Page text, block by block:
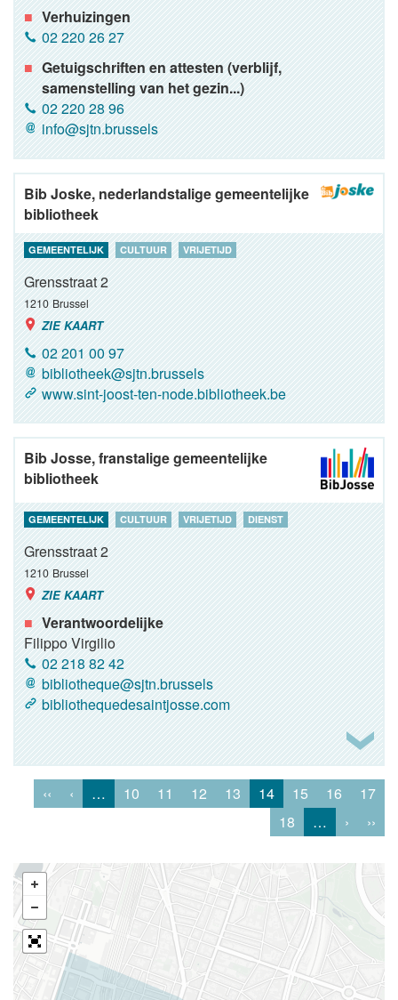
Verhuizingen
02 220 26 27
Getuigschriften en attesten (verblijf,
samenstelling van het gezin...)
02 220 28 96
info@sjtn.brussels
Bib Joske, nederlandstalige gemeentelijke
bibliotheek
GEMEENTELIJK CULTUUR VRIJETIJD
Grensstraat 2
1210 Brussel
ZIE KAART
02 201 00 97
bibliotheek@sjtn.brussels
www.sint-joost-ten-node.bibliotheek.be
Bib Josse, franstalige gemeentelijke
bibliotheek
GEMEENTELIJK CULTUUR VRIJETIJD DIENST
Grensstraat 2
1210 Brussel
ZIE KAART
Verantwoordelijke
Filippo Virgilio
02 218 82 42
bibliotheque@sjtn.brussels
bibliothequedesaintjosse.com
‹‹ ‹ … 10 11 12 13 14 15 16
17
18
… › ››